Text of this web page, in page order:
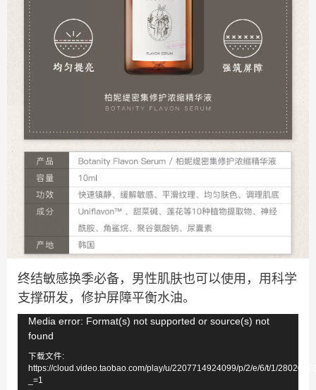
终结敏感换季必备，男性肌肤也可以使用，用科学
支撑研发，修护屏障平衡水油。
视
频
播
Media error: Format(s) not supported or source(s) not
found
下载文件:
https://cloud.video.taobao.com/play/u/2207714924099/p/2/e/6/t/1/
_=1